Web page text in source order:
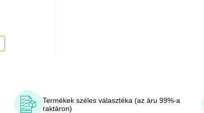
Termékek széles választéka (az áru 99%-a
raktáron)